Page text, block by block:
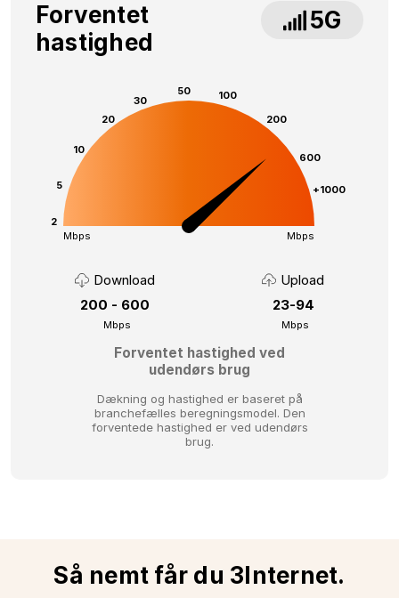
Forventet
hastighed
5G
2
5
10
20
30
50
100
200
600
+1000
Mbps Mbps
Download
200 - 600
Mbps
Upload
23-94
Mbps
Forventet hastighed ved
udendørs brug
Dækning og hastighed er baseret på
branchefælles beregningsmodel. Den
forventede hastighed er ved udendørs
brug.
Så nemt får du 3Internet.